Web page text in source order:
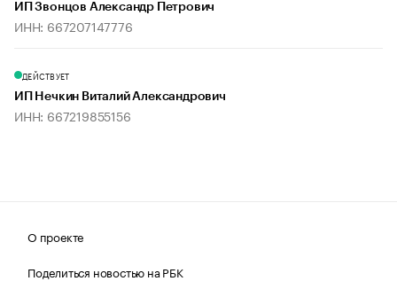
ИП Звонцов Александр Петрович
ИНН: 667207147776
ДЕЙСТВУЕТ
ИП Нечкин Виталий Александрович
ИНН: 667219855156
О проекте
Поделиться новостью на РБК